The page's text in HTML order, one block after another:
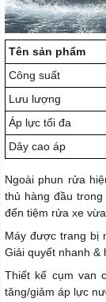
Tên sản phẩm
Công suất
Lưu lượng
Áp lực tối đa
Dây cao áp
Ngoài phun rửa
thủ hàng đầu
đến tiệm rửa xe
Máy được trang bị
Giải quyết nhanh &
Thiết kế cụm van
tăng/giảm áp lực